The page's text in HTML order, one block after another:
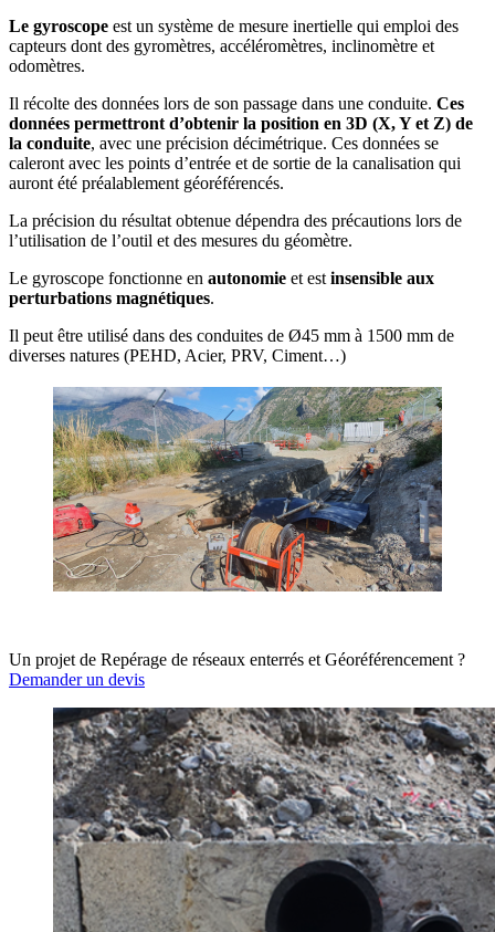
Le gyroscope est un système de mesure inertielle qui emploi des
capteurs dont des gyromètres, accéléromètres, inclinomètre et
odomètres.
Il récolte des données lors de son passage dans une conduite. Ces
données permettront d’obtenir la position en 3D (X, Y et Z) de
la conduite, avec une précision décimétrique. Ces données se
caleront avec les points d’entrée et de sortie de la canalisation qui
auront été préalablement géoréférencés.
La précision du résultat obtenue dépendra des précautions lors de
l’utilisation de l’outil et des mesures du géomètre.
Le gyroscope fonctionne en autonomie et est insensible aux
perturbations magnétiques.
Il peut être utilisé dans des conduites de Ø45 mm à 1500 mm de
diverses natures (PEHD, Acier, PRV, Ciment…)
Un projet de Repérage de réseaux enterrés et Géoréférencement ?
Demander un devis